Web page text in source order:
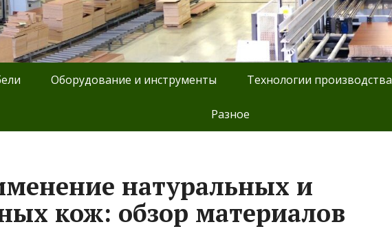
Оборудование и инструменты Технологии производства
Разное
натуральных и
кож: обзор материалов